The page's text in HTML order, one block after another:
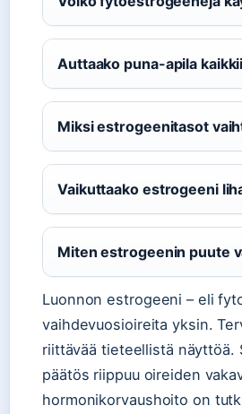
Auttaako puna-apila
Miksi estrogeenitasot
Vaikuttaako estrogeeni
Miten estrogeenin puute
Luonnon estrogeeni – eli
vaihdevuosioireita yksin.
riittävää tieteellistä
päätös riippuu oireiden
hormonikorvaushoito on